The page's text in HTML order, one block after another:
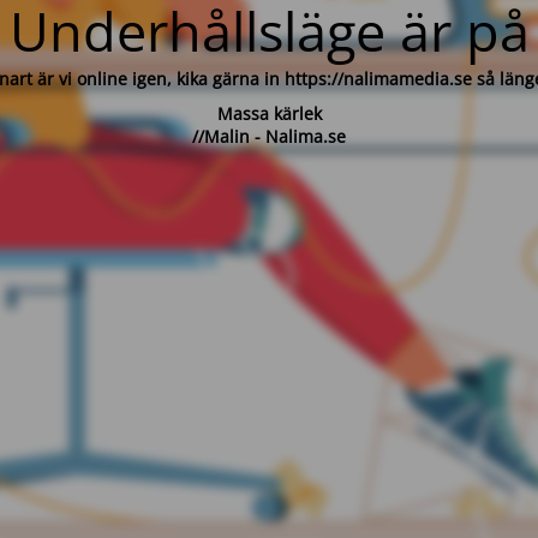
Underhållsläge är på
är vi online igen, kika gärna in https://nalimamedia.se så
Massa kärlek
//Malin - Nalima.se